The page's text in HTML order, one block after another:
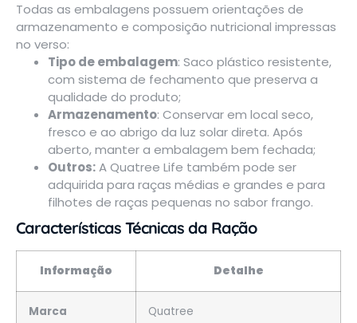
Todas as embalagens possuem orientações de
armazenamento e composição nutricional impressas
no verso:
Tipo de embalagem: Saco plástico resistente,
com sistema de fechamento que preserva a
qualidade do produto;
Armazenamento: Conservar em local seco,
fresco e ao abrigo da luz solar direta. Após
aberto, manter a embalagem bem fechada;
Outros:A Quatree Life também pode ser
adquirida para raças médias e grandes e para
filhotes de raças pequenas no sabor frango.
Características Técnicas da Ração
Informação Detalhe
Marca Quatree